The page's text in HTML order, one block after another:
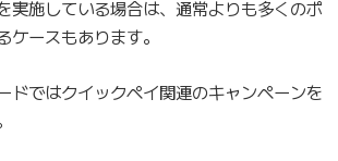
実施している場合は、通常よりも多くのポ
ケースもあります。
ドではクイックペイ関連のキャンペーンを